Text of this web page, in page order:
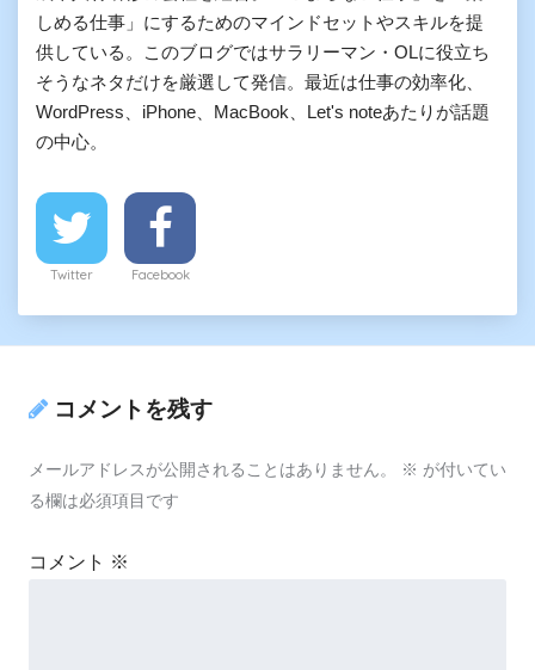
しめる仕事」にするためのマインドセットやスキルを提
供している。このブログではサラリーマン・OLに役立ち
そうなネタだけを厳選して発信。最近は仕事の効率化、
WordPress、iPhone、MacBook、Let's noteあたりが話題
の中心。
Twitter Facebook
コメントを残す
メールアドレスが公開されることはありません。 ※ が付いてい
る欄は必須項目です
コメント ※